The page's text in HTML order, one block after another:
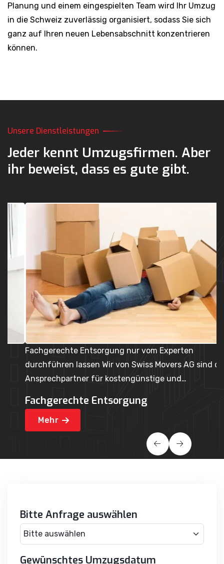
Planung und einem eingespielten Team wird Ihr Umzug
in die Schweiz zuverlässig organisiert, sodass Sie sich
ganz auf Ihren neuen Lebensabschnitt konzentrieren
können.
Unsere Dienstleistungen
Jeder kennt Umzugsfirmen. Aber
ihr beweist, dass es gute gibt.
Fachgerechte Entsorgung nur vom Experten
durchführen lassen Wir von Swiss Movers AG sind der
Ansprechpartner für kostengünstige und…
Fachgerechte Entsorgung
Mehr
Bitte Anfrage auswählen
Gewünschtes Umzugsdatum